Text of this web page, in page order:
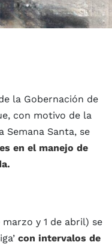
la Gobernación de
con motivo de la
Santa, se
en el manejo de
y 1 de abril) se
con intervalos de